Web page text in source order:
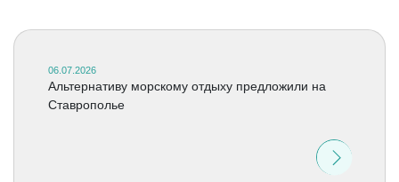
06.07.2026
Альтернативу морскому отдыху предложили на
Ставрополье